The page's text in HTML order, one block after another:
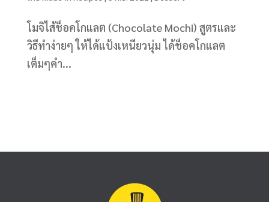
โมจิไส้ช็อคโกแลต (Chocolate Mochi) สูตรและ
วิธีทำง่ายๆ ให้ได้แป้งเหนียวนุ่ม ได้ช็อคโกแลต
เต็มๆคำ...